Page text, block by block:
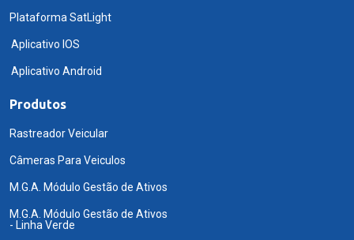
Plataforma SatLight
Aplicativo IOS
Aplicativo Android
Produtos
Rastreador Veicular
Câmeras Para Veiculos
M.G.A. Módulo Gestão de Ativos
M.G.A. Módulo Gestão de Ativos
- Linha Verde